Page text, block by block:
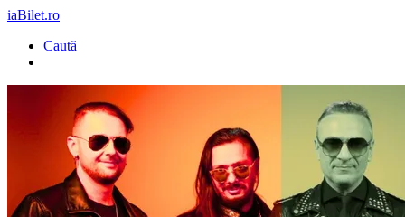
iaBilet.ro
Caută